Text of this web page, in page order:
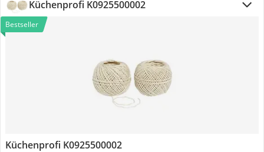
Küchenprofi K0925500002
Bestseller
Küchenprofi K0925500002